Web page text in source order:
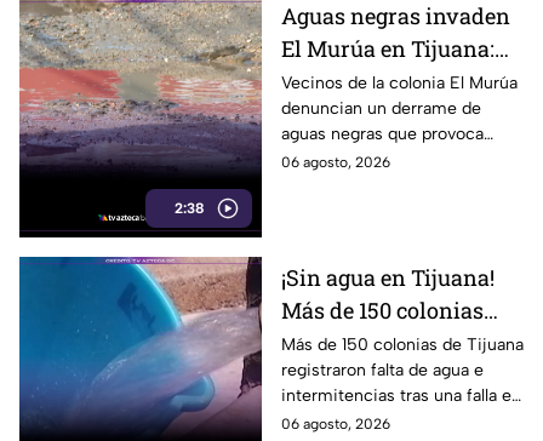
2:38
Aguas negras invaden
El Murúa en Tijuana:
vecinos viven entre
malos olores y riesgos
Vecinos de la colonia El Murúa
denuncian un derrame de
aguas negras que provoca
malos olores,
06 agosto, 2026
¡Sin agua en Tijuana!
Más de 150 colonias
enfrentan cortes tras
falla en sistema de
bombeo
Más de 150 colonias de Tijuana
registraron falta de agua e
intermitencias tras una falla en
el sistema de bombeo.
06 agosto, 2026